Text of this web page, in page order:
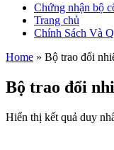
Chứng nhận bộ
Trang chủ
Chính Sách Và
Home » Bộ trao đổi
Bộ trao đổi
Hiển thị kết quả duy